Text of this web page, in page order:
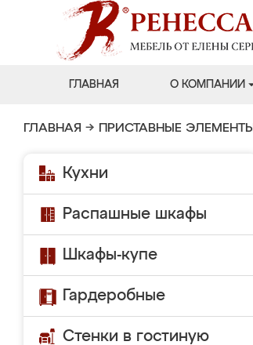
ГЛАВНАЯ О КОМПАНИИ
ГЛАВНАЯ → ПРИСТАВНЫЕ ЭЛЕМЕНТЫ
Кухни
Распашные шкафы
Шкафы-купе
Гардеробные
Стенки в гостиную